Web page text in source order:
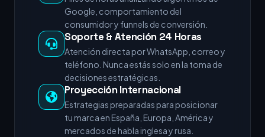
Google, comportamiento del
consumidor y funnels de conversión.
Soporte & Atención 24 Horas
Atención directa por WhatsApp, correo y
teléfono. Nunca estás solo en la toma de
decisiones estratégicas.
Proyección Internacional
Estrategias preparadas para posicionar
tu marca en España, Europa, América y
mercados de habla inglesa y rusa.